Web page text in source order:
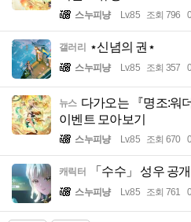
스누피냥 Lv.85 조회 796
갤러리 ⋆신념의 권⋆
스누피냥 Lv.85 조회 357
뉴스 다가오는 『명조:워
이벤트 모아보기
스누피냥 Lv.85 조회 670
캐릭터 「수수」 성우 공개
스누피냥 Lv.85 조회 761